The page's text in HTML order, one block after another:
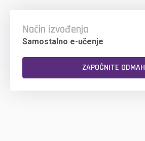
Način izvođenja
Samostalno e-učenje
ZAPOČNITE ODMAH